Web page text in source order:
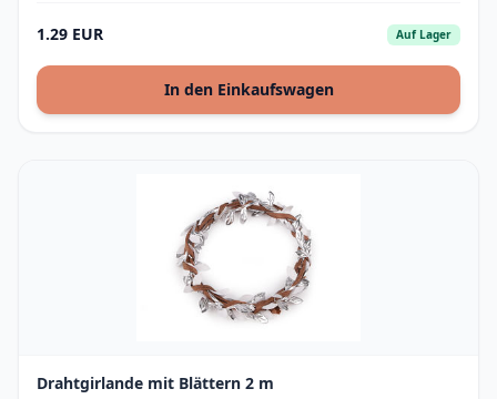
1.29 EUR Auf Lager
In den Einkaufswagen
Drahtgirlande mit Blättern 2 m